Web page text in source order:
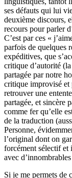
ses défauts qui lui
deuxième discours,
recours pour parler
C’est par ces «
parfois de quelques
expéditives, que
critique d’autorité
partagée par notre
critique improvisé et
retrouver une
partagée, et sincère
comme fer qu’elle
de la traduction
Personne,
l’original dont on
forcément sélectif et
avec
Si je me permets de